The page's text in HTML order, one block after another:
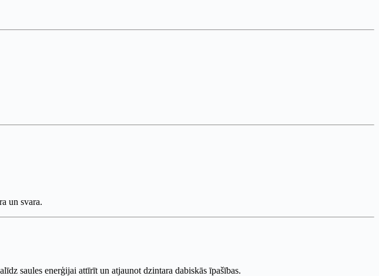
un svara.
saules enerģijai attīrīt un atjaunot dzintara dabiskās īpašības.